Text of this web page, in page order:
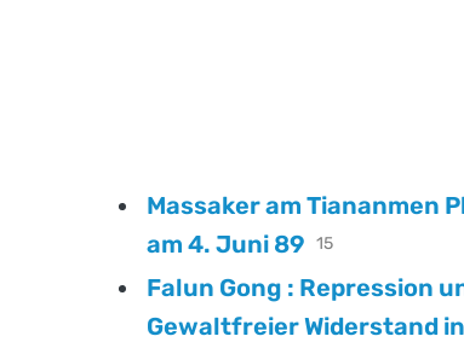
Massaker am Tiananmen
am 4. Juni 89 15
Falun Gong : Repression und
Gewaltfreier Widerstand in